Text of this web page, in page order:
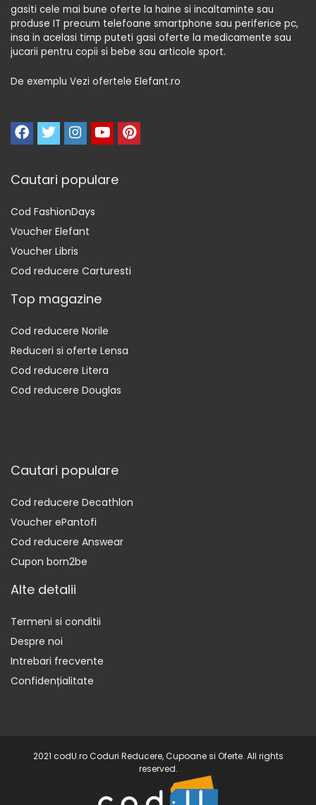
gasiti cele mai bune oferte la haine si incaltaminte sau
produse IT precum telefoane smartphone sau periferice pc,
insa in acelasi timp puteti gasi oferte la medicamente sau
jucarii pentru copii si bebe sau articole sport.
De exemplu Vezi ofertele Elefant.ro
Cautari populare
Cod FashionDays
Voucher Elefant
Voucher Libris
Cod reducere Carturesti
Top magazine
Cod reducere Norile
Reduceri si oferte Lensa
Cod reducere Litera
Cod reducere Douglas
Cautari populare
Cod reducere Decathlon
Voucher ePantofi
Cod reducere Answear
Cupon born2be
Alte detalii
Termeni si conditii
Despre noi
Intrebari frecvente
Confidențialitate
2021 codU.ro Coduri Reducere, Cupoane si Oferte. All rights
reserved.